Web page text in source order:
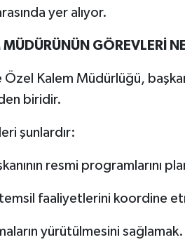
yer alıyor.
GÖREVLERİ
Kalem Müdürlüğü,
biridir.
şunlardır:
resmi programlarını
faaliyetlerini koordine
yürütülmesini sağlamak.